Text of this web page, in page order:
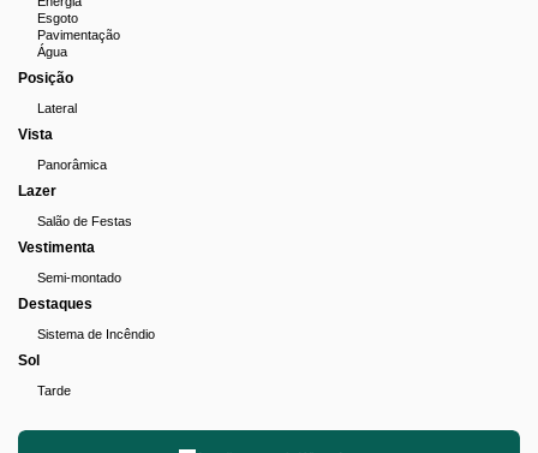
Esgoto
Pavimentação
Água
Posição
Lateral
Vista
Panorâmica
Lazer
Salão de Festas
Vestimenta
Semi-montado
Destaques
Sistema de Incêndio
Sol
Tarde